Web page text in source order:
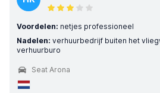
Voordelen: netjes professioneel
Nadelen: verhuurbedrijf buiten het
verhuurburo
Seat Arona